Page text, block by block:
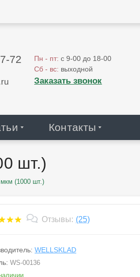
72 Пн - пт: с 9-00 до 18-00
Сб - вс: выходной
Заказать звонок
Контакты
шт.)
(1000 шт.)
Отзывы: (25)
WELLSKLAD
WS-00136